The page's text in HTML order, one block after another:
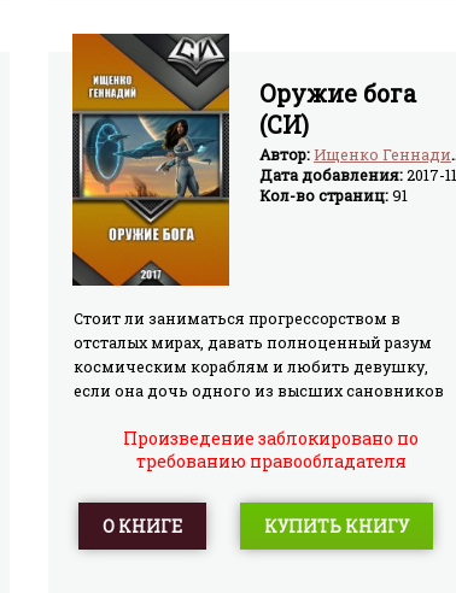
Оружие бога
(СИ)
Автор:Ищенко Геннадий Владимирович
Дата добавления:2017-11-27
Кол-во страниц:91
Стоит ли заниматься прогрессорством в
отсталых мирах, давать полноценный разум
космическим кораблям и любить девушку,
если она дочь одного из высших сановников
ваша любовь угрожает жизни твоим близким?
На эти вопросы можно получить ответы,
Произведение заблокировано по
требованию правообладателя
О КНИГЕ КУПИТЬ КНИГУ